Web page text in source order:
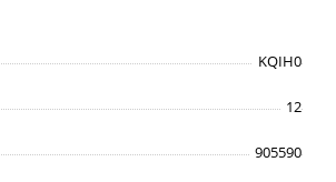
KQIH0
12
905590